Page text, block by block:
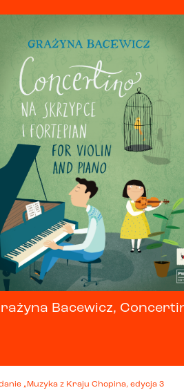
Bacewicz,
„Muzyka z Kraju Chopina, edycja 3